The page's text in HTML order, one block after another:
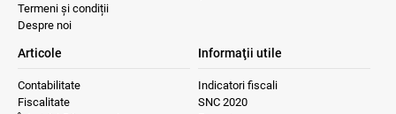
Termeni și condiții
Despre noi
Articole
Contabilitate
Fiscalitate
Informaţii utile
Indicatori fiscali
SNC 2020